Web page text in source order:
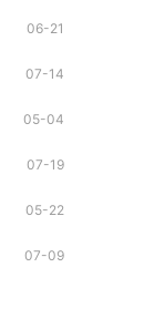
06-21
07-14
05-04
07-19
05-22
07-09